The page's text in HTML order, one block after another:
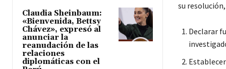
Claudia Sheinbaum:
«Bienvenida, Bettsy
Chávez», expresó al
anunciar la
reanudación de las
relaciones
diplomáticas con el
su
Declarar